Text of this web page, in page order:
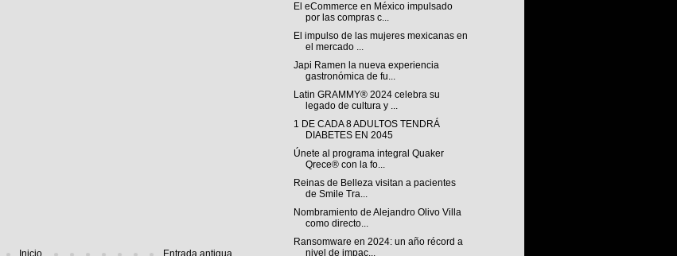
El eCommerce en México impulsado
por las compras c...
El impulso de las mujeres mexicanas en
el mercado ...
Japi Ramen la nueva experiencia
gastronómica de fu...
Latin GRAMMY® 2024 celebra su
legado de cultura y ...
1 DE CADA 8 ADULTOS TENDRÁ
DIABETES EN 2045
Únete al programa integral Quaker
Qrece® con la fo...
Reinas de Belleza visitan a pacientes
de Smile Tra...
Nombramiento de Alejandro Olivo Villa
como directo...
Ransomware en 2024: un año récord a
nivel de impac...